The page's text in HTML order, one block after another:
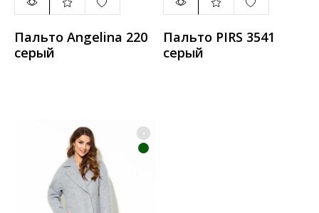
Пальто Angelina 220
серый
Пальто PIRS 3541
серый